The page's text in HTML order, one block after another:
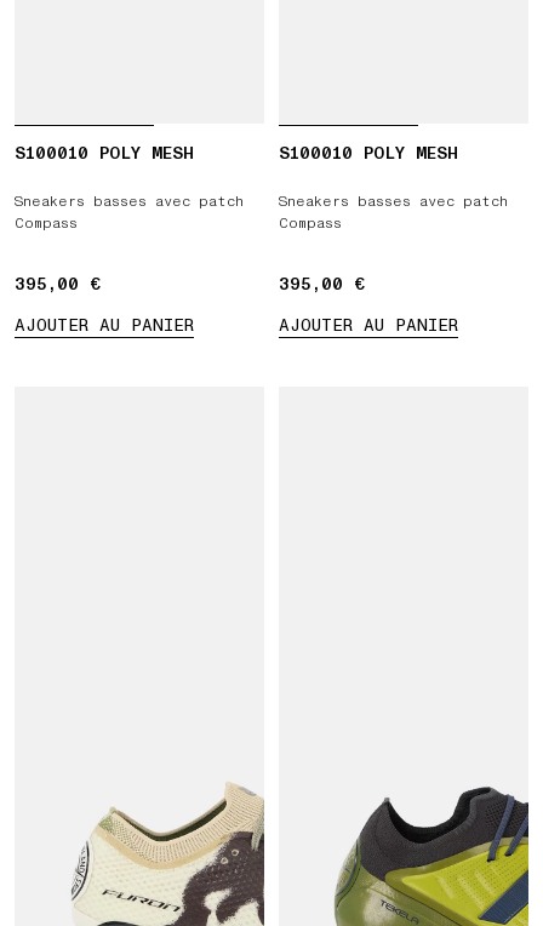
S100010 POLY MESH
Sneakers basses avec patch
Compass
395,00 €
395,00 €
AJOUTER AU PANIER
S100010 POLY MESH
Sneakers basses avec patch
Compass
395,00 €
395,00 €
AJOUTER AU PANIER